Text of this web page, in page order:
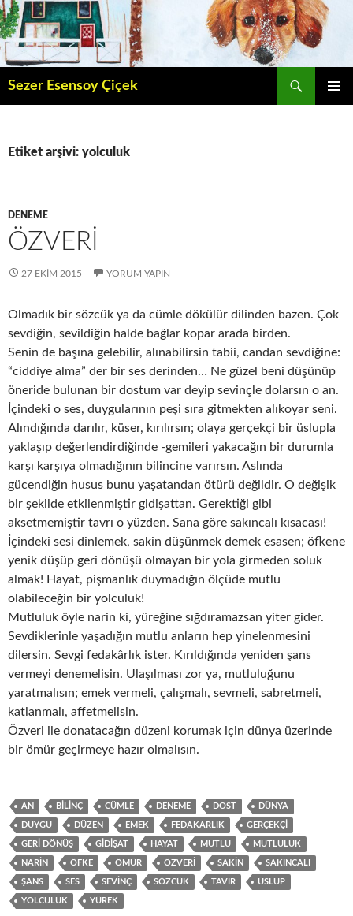
İçeriğe
atla
Sezer Esensoy Çiçek
Etiket arşivi: yolculuk
DENEME
ÖZVERI
27 EKIM 2015 YORUM YAPIN
Olmadık bir sözcük ya da cümle dökülür dilinden bazen. Çok
sevdiğin, sevildiğin halde bağlar kopar arada birden.
Senin de başına gelebilir, alınabilirsin tabii, candan sevdiğine:
“ciddiye alma” der bir ses derinden… Ne güzel beni düşünüp
öneride bulunan bir dostum var deyip sevinçle dolarsın o an.
İçindeki o ses, duygularının peşi sıra gitmekten alıkoyar seni.
Alındığında darılır, küser, kırılırsın; olaya gerçekçi bir üslupla
yaklaşıp değerlendirdiğinde -gemileri yakacağın bir durumla
karşı karşıya olmadığının bilincine varırsın. Aslında
gücendiğin husus bunu yaşatandan ötürü değildir. O değişik
bir şekilde etkilenmiştir gidişattan. Gerektiği gibi
aksetmemiştir tavrı o yüzden. Sana göre sakıncalı kısacası!
İçindeki sesi dinlemek, sakin düşünmek demek esasen; öfkene
yenik düşüp geri dönüşü olmayan bir yola girmeden soluk
almak! Hayat, pişmanlık duymadığın ölçüde mutlu
olabileceğin bir yolculuk!
Mutluluk öyle narin ki, yüreğine sığdıramazsan yiter gider.
Sevdiklerinle yaşadığın mutlu anların hep yinelenmesini
dilersin. Sevgi fedakârlık ister. Kırıldığında yeniden şans
vermeyi denemelisin. Ulaşılması zor ya, mutluluğunu
yaratmalısın; emek vermeli, çalışmalı, sevmeli, sabretmeli,
katlanmalı, affetmelisin.
Özveri ile donatacağın düzeni korumak için dünya üzerinde
bir ömür geçirmeye hazır olmalısın.
AN BILINÇ CÜMLE DENEME DOST DÜNYA
DUYGU DÜZEN EMEK FEDAKARLIK GERÇEKÇI
GERI DÖNÜŞ GIDIŞAT HAYAT MUTLU MUTLULUK
NARIN ÖFKE ÖMÜR ÖZVERI SAKIN SAKINCALI
ŞANS SES SEVINÇ SÖZCÜK TAVIR ÜSLUP
YOLCULUK YÜREK